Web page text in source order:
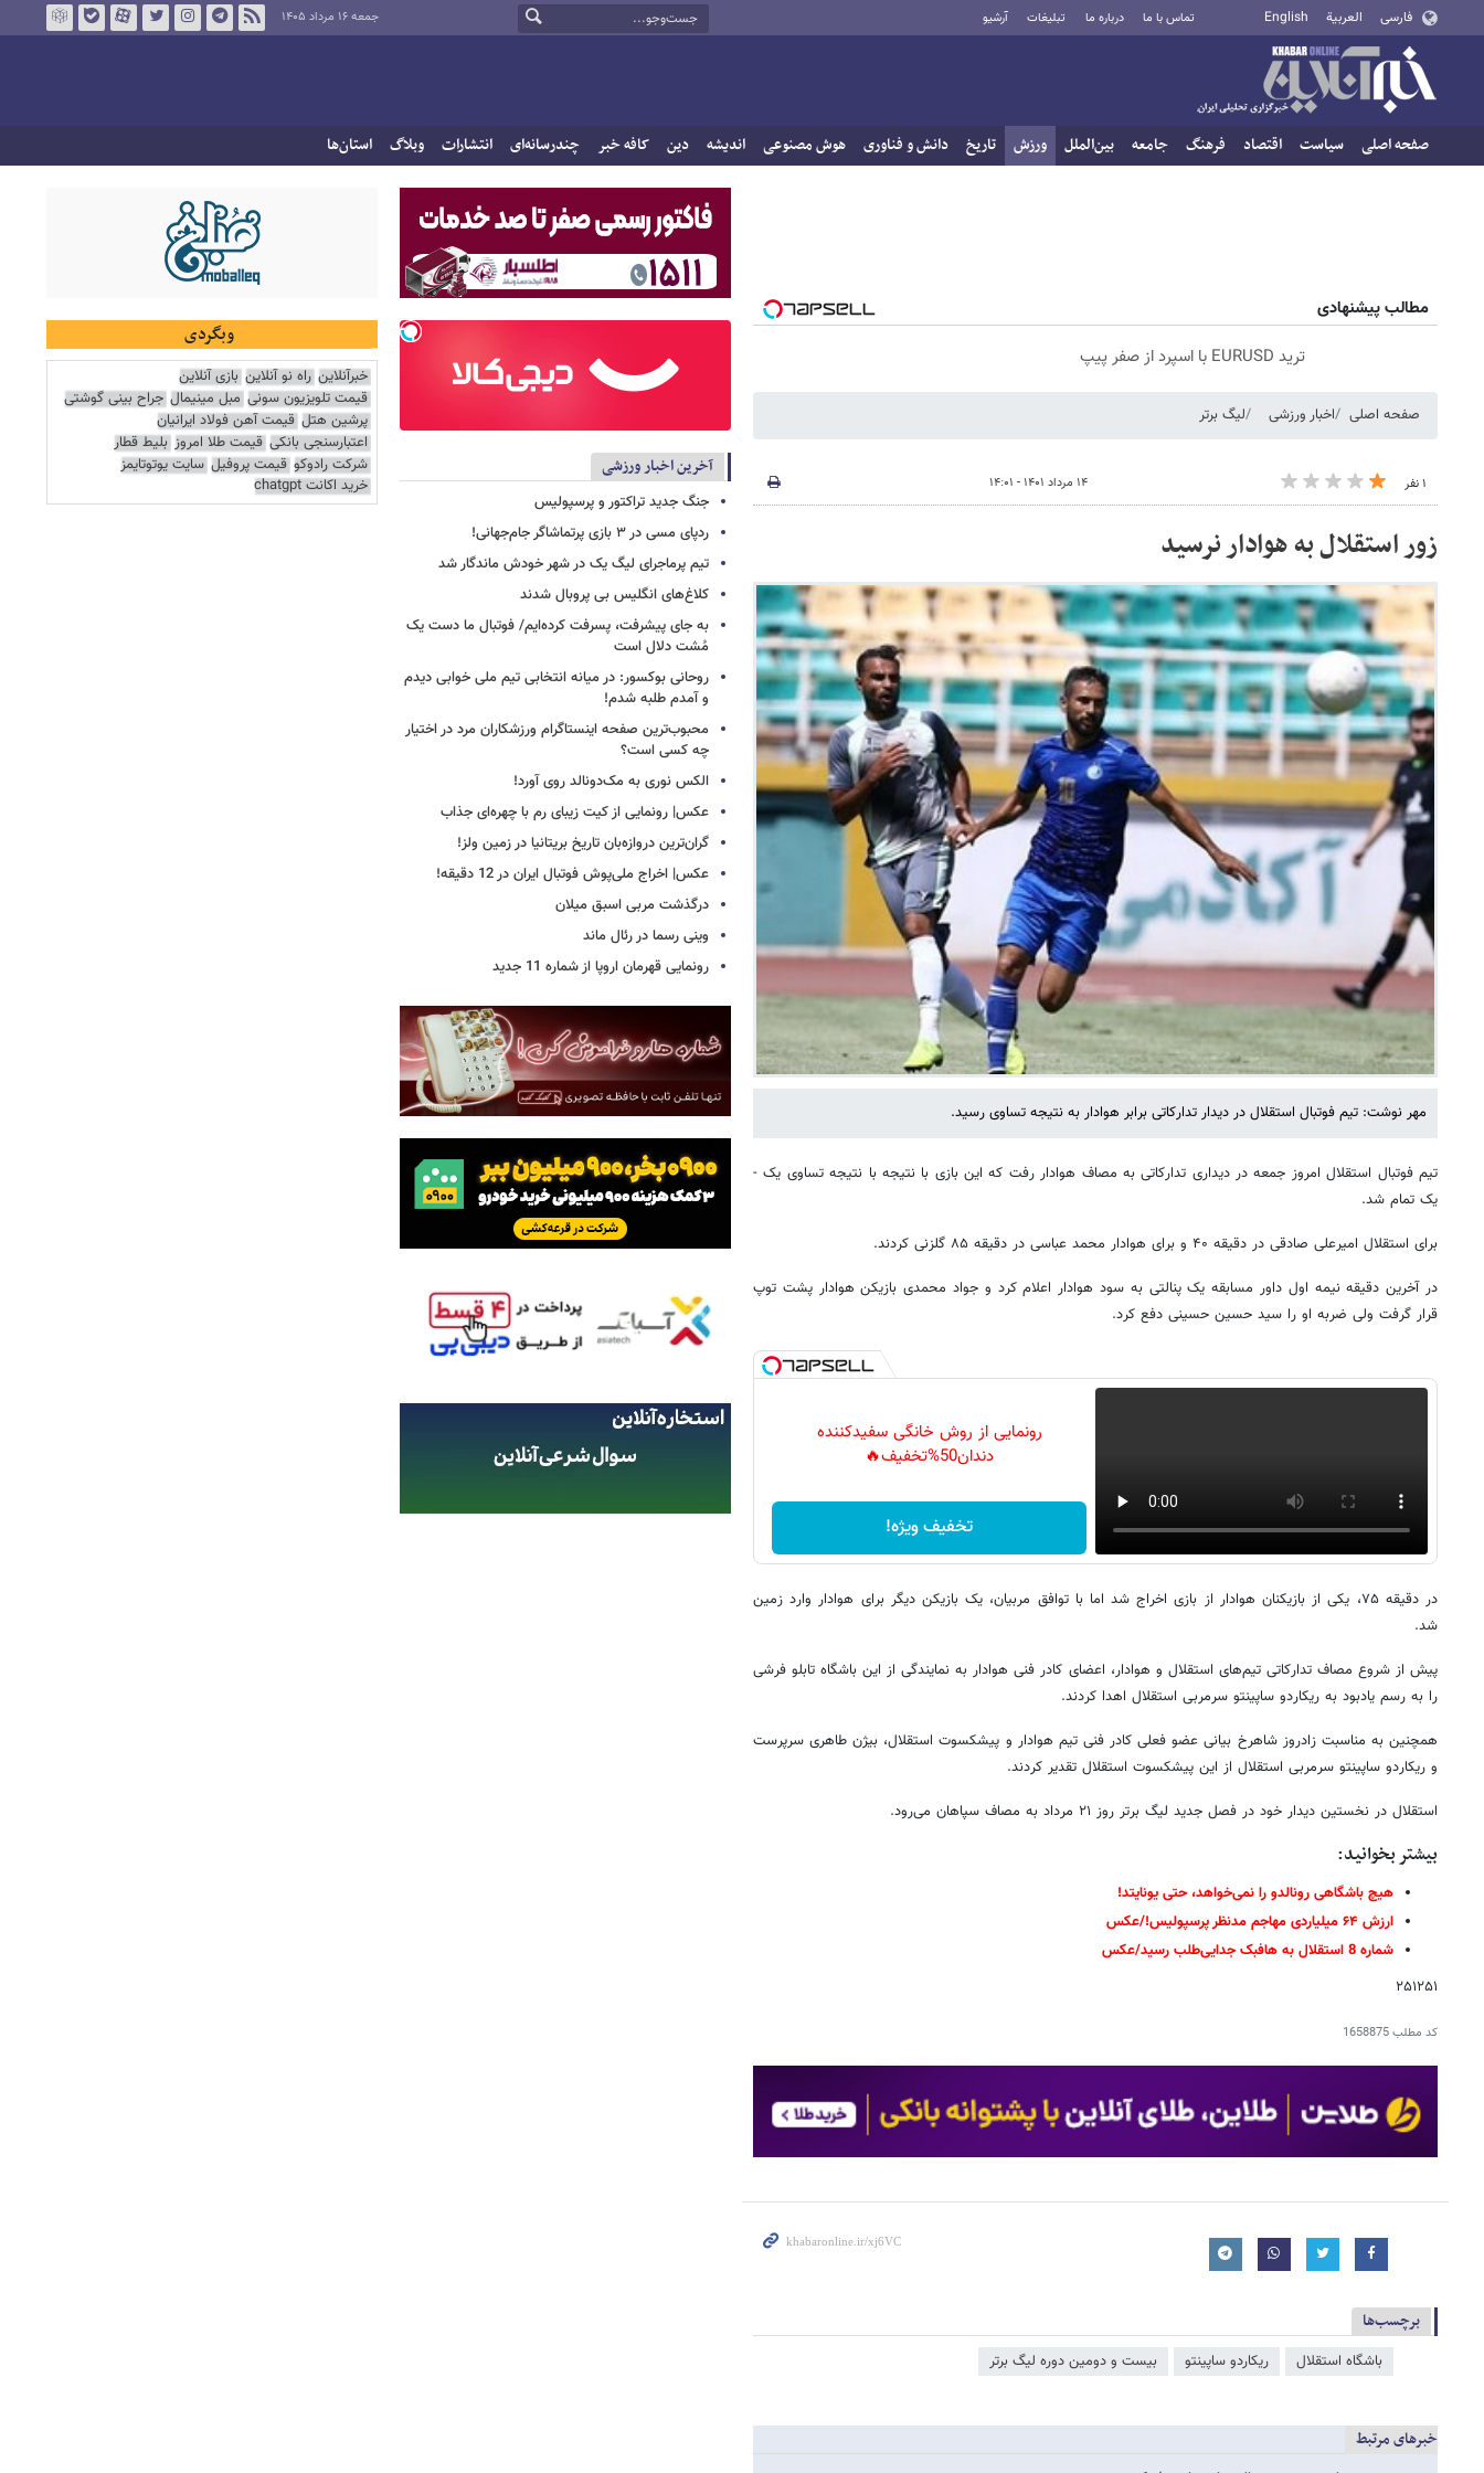
فارسی العربية English تماس با ما درباره ما تبلیغات آرشیو جمعه ۱۶ مرداد ۱۴۰۵
صفحه اصلی سیاست اقتصاد فرهنگ جامعه بین‌الملل ورزش تاریخ دانش و فناوری هوش مصنوعی اندیشه دین کافه خبر چندرسانه‌ای انتشارات وبلاگ استان‌ها
مطالب پیشنهادی
ترید EURUSD با اسپرد از صفر پیپ
صفحه اصلی اخبار ورزشی لیگ برتر
۱ نفر ۱۴ مرداد ۱۴۰۱ - ۱۴:۰۱
زور استقلال به هوادار نرسید
مهر نوشت: تیم فوتبال استقلال در دیدار تدارکاتی برابر هوادار به نتیجه تساوی رسید.
تیم فوتبال استقلال امروز جمعه در دیداری تدارکاتی به مصاف هوادار رفت که این بازی با نتیجه با نتیجه تساوی یک -
یک تمام شد.
برای استقلال امیرعلی صادقی در دقیقه ۴۰ و برای هوادار محمد عباسی در دقیقه ۸۵ گلزنی کردند.
در آخرین دقیقه نیمه اول داور مسابقه یک پنالتی به سود هوادار اعلام کرد و جواد محمدی بازیکن هوادار پشت توپ
قرار گرفت ولی ضربه او را سید حسین حسینی دفع کرد.
رونمایی از روش خانگی سفیدکننده
دندان50%تخفیف🔥
تخفیف ویژه!
در دقیقه ۷۵، یکی از بازیکنان هوادار از بازی اخراج شد اما با توافق مربیان، یک بازیکن دیگر برای هوادار وارد زمین
شد.
پیش از شروع مصاف تدارکاتی تیم‌های استقلال و هوادار، اعضای کادر فنی هوادار به نمایندگی از این باشگاه تابلو فرشی
را به رسم یادبود به ریکاردو ساپینتو سرمربی استقلال اهدا کردند.
همچنین به مناسبت زادروز شاهرخ بیانی عضو فعلی کادر فنی تیم هوادار و پیشکسوت استقلال، بیژن طاهری سرپرست
و ریکاردو ساپینتو سرمربی استقلال از این پیشکسوت استقلال تقدیر کردند.
استقلال در نخستین دیدار خود در فصل جدید لیگ برتر روز ۲۱ مرداد به مصاف سپاهان می‌رود.
بیشتر بخوانید:
هیچ باشگاهی رونالدو را نمی‌خواهد، حتی یونایتد!
ارزش ۶۴ میلیاردی مهاجم مدنظر پرسپولیس!/عکس
شماره 8 استقلال به هافبک جدایی‌طلب رسید/عکس
۲۵۱۲۵۱
کد مطلب1658875
برچسب‌ها
باشگاه استقلال ریکاردو ساپینتو بیست و دومین دوره لیگ برتر
خبرهای مرتبط
آخرین اخبار ورزشی
جنگ جدید تراکتور و پرسپولیس
ردپای مسی در ۳ بازی پرتماشاگر جام‌جهانی!
تیم پرماجرای لیگ یک در شهر خودش ماندگار شد
کلاغ‌های انگلیس بی پروبال شدند
به جای پیشرفت، پسرفت کرده‌ایم/ فوتبال ما دست یک
مُشت دلال است
روحانی بوکسور: در میانه انتخابی تیم ملی خوابی دیدم
و آمدم طلبه شدم!
محبوب‌ترین صفحه اینستاگرام ورزشکاران مرد در اختیار
چه کسی است؟
الکس نوری به مک‌دونالد روی آورد!
عکس| رونمایی از کیت زیبای رم با چهره‌ای جذاب
گران‌ترین دروازه‌بان تاریخ بریتانیا در زمین ولز!
عکس| اخراج ملی‌پوش فوتبال ایران در 12 دقیقه!
درگذشت مربی اسبق میلان
وینی رسما در رئال ماند
رونمایی قهرمان اروپا از شماره 11 جدید
وبگردی
خبرآنلاین راه نو آنلاین بازی آنلاین
قیمت تلویزیون سونی مبل مینیمال جراح بینی گوشتی
پرشین هتل قیمت آهن فولاد ایرانیان
اعتبارسنجی بانکی قیمت طلا امروز بلیط قطار
شرکت رادوکو قیمت پروفیل سایت یوتوتایمز
خرید اکانت chatgpt